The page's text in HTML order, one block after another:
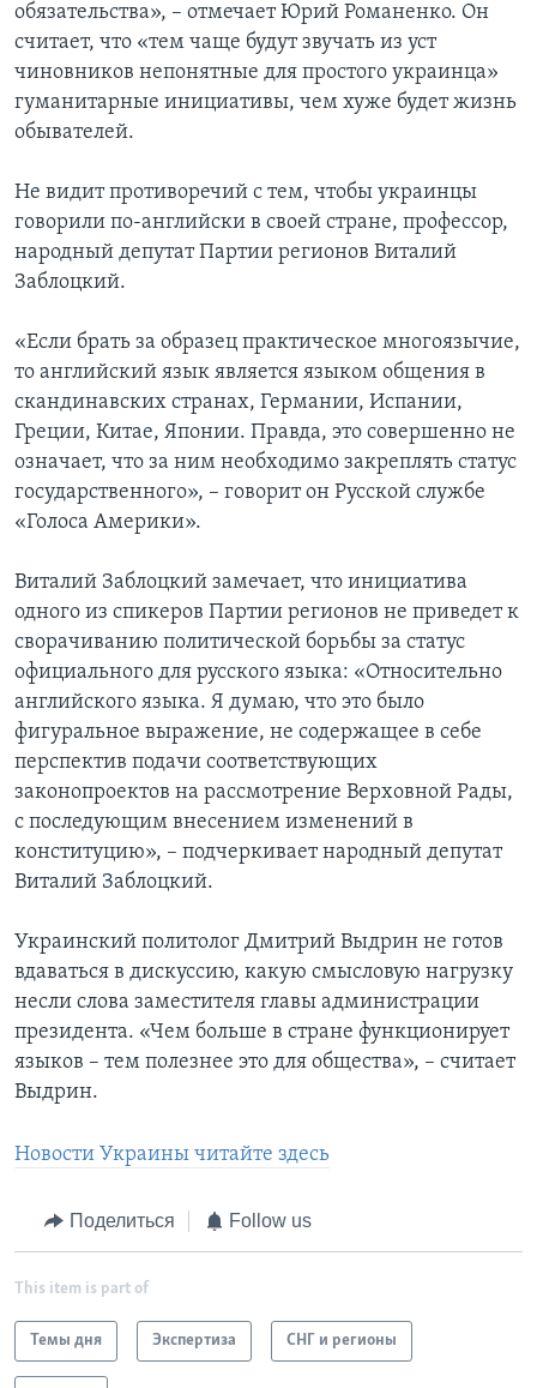
обязательства», – отмечает Юрий Романенко. Он
считает, что «тем чаще будут звучать из уст
чиновников непонятные для простого украинца»
гуманитарные инициативы, чем хуже будет жизнь
обывателей.
Не видит противоречий с тем, чтобы украинцы
говорили по-английски в своей стране, профессор,
народный депутат Партии регионов Виталий
Заблоцкий.
«Если брать за образец практическое многоязычие,
то английский язык является языком общения в
скандинавских странах, Германии, Испании,
Греции, Китае, Японии. Правда, это совершенно не
означает, что за ним необходимо закреплять статус
государственного», – говорит он Русской службе
«Голоса Америки».
Виталий Заблоцкий замечает, что инициатива
одного из спикеров Партии регионов не приведет к
сворачиванию политической борьбы за статус
официального для русского языка: «Относительно
английского языка. Я думаю, что это было
фигуральное выражение, не содержащее в себе
перспектив подачи соответствующих
законопроектов на рассмотрение Верховной Рады,
с последующим внесением изменений в
конституцию», – подчеркивает народный депутат
Виталий Заблоцкий.
Украинский политолог Дмитрий Выдрин не готов
вдаваться в дискуссию, какую смысловую нагрузку
несли слова заместителя главы администрации
президента. «Чем больше в стране функционирует
языков – тем полезнее это для общества», – считает
Выдрин.
Новости Украины читайте здесь
Поделиться Follow us
This item is part of
Темы дня Экспертиза СНГ и регионы